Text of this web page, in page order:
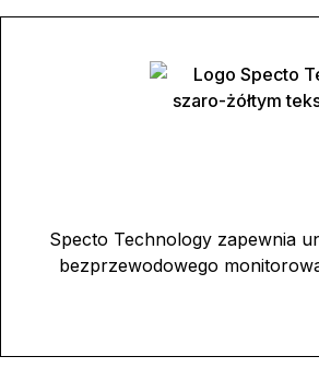
Specto Technology zapewnia
bezprzewodowego